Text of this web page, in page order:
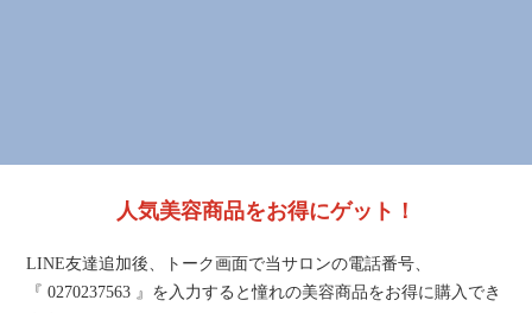
人気美容商品をお得にゲット！
LINE友達追加後、トーク画面で当サロンの電話番号、
『 0270237563 』を入力すると憧れの美容商品をお得に購入でき